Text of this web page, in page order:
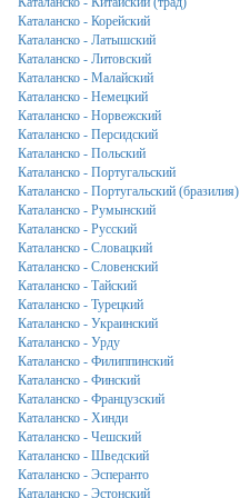
Каталанско - Корейский
Каталанско - Латышский
Каталанско - Литовский
Каталанско - Малайский
Каталанско - Немецкий
Каталанско - Норвежский
Каталанско - Персидский
Каталанско - Польский
Каталанско - Португальский
Каталанско - Португальский (бразилия)
Каталанско - Румынский
Каталанско - Русский
Каталанско - Словацкий
Каталанско - Словенский
Каталанско - Тайский
Каталанско - Турецкий
Каталанско - Украинский
Каталанско - Урду
Каталанско - Филиппинский
Каталанско - Финский
Каталанско - Французский
Каталанско - Хинди
Каталанско - Чешский
Каталанско - Шведский
Каталанско - Эсперанто
Каталанско - Эстонский